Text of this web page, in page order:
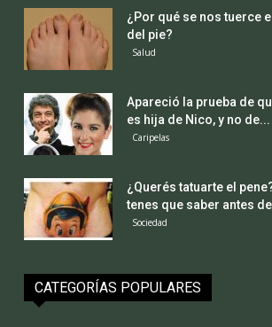
¿Por qué se nos tuerce
del pie?
Salud
Apareció la prueba de
es hija de Nico, y no de...
Caripelas
¿Querés tatuarte el
tenes que saber antes
Sociedad
CATEGORÍAS POPULARES